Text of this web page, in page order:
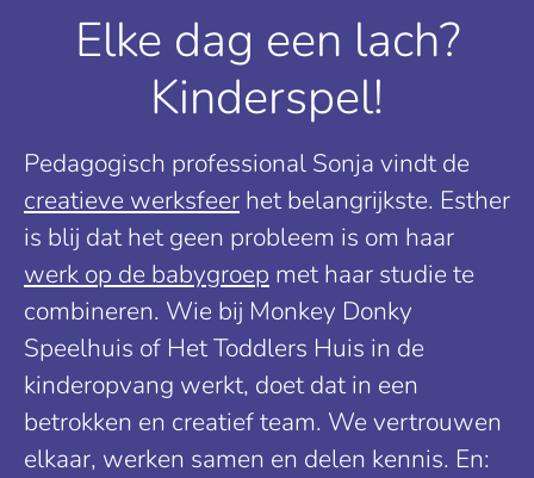
Elke dag een lach?
Kinderspel!
Pedagogisch professional Sonja vindt de
creatieve werksfeer het belangrijkste. Esther
is blij dat het geen probleem is om haar
werk op de babygroep met haar studie te
combineren. Wie bij Monkey Donky
Speelhuis of Het Toddlers Huis in de
kinderopvang werkt, doet dat in een
betrokken en creatief team. We vertrouwen
elkaar, werken samen en delen kennis. En: